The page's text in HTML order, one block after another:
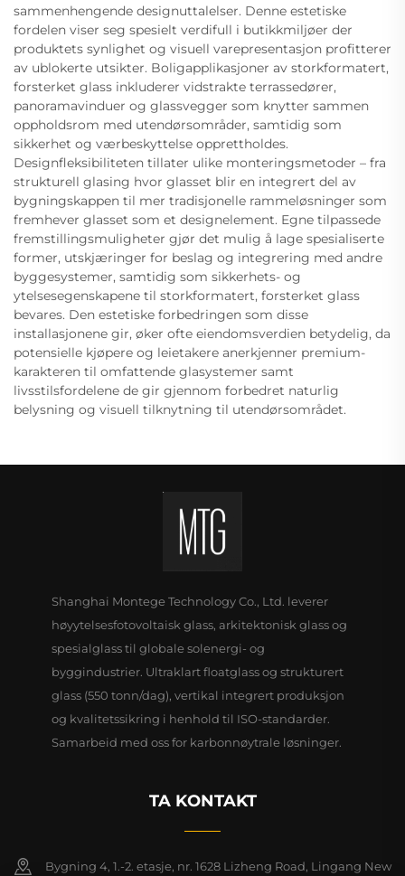
sammenhengende designuttalelser. Denne estetiske
fordelen viser seg spesielt verdifull i butikkmiljøer der
produktets synlighet og visuell varepresentasjon profitterer
av ublokerte utsikter. Boligapplikasjoner av storkformatert,
forsterket glass inkluderer vidstrakte terrassedører,
panoramavinduer og glassvegger som knytter sammen
oppholdsrom med utendørsområder, samtidig som
sikkerhet og værbeskyttelse opprettholdes.
Designfleksibiliteten tillater ulike monteringsmetoder – fra
strukturell glasing hvor glasset blir en integrert del av
bygningskappen til mer tradisjonelle rammeløsninger som
fremhever glasset som et designelement. Egne tilpassede
fremstillingsmuligheter gjør det mulig å lage spesialiserte
former, utskjæringer for beslag og integrering med andre
byggesystemer, samtidig som sikkerhets- og
ytelsesegenskapene til storkformatert, forsterket glass
bevares. Den estetiske forbedringen som disse
installasjonene gir, øker ofte eiendomsverdien betydelig, da
potensielle kjøpere og leietakere anerkjenner premium-
karakteren til omfattende glasystemer samt
livsstilsfordelene de gir gjennom forbedret naturlig
belysning og visuell tilknytning til utendørsområdet.
Shanghai Montege Technology Co., Ltd. leverer
høyytelsesfotovoltaisk glass, arkitektonisk glass og
spesialglass til globale solenergi- og
byggindustrier. Ultraklart floatglass og strukturert
glass (550 tonn/dag), vertikal integrert produksjon
og kvalitetssikring i henhold til ISO-standarder.
Samarbeid med oss for karbonnøytrale løsninger.
TA KONTAKT
Bygning 4, 1.-2. etasje, nr. 1628 Lizheng Road, Lingang New